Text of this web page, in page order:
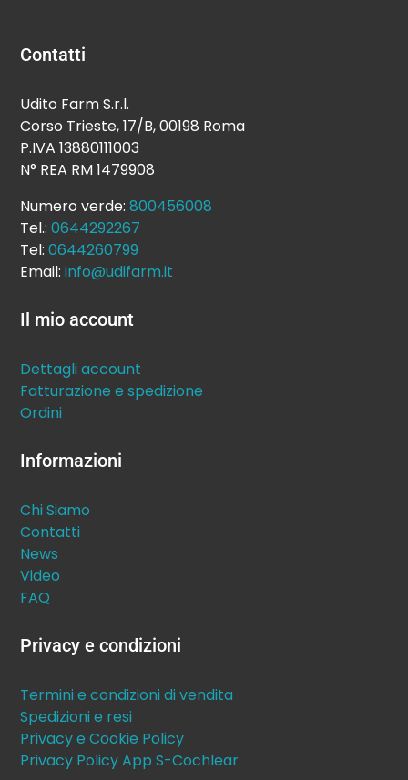
Contatti
Udito Farm S.r.l.
Corso Trieste, 17/B, 00198 Roma
P.IVA 13880111003
N° REA RM 1479908
Numero verde:800456008
Tel.:0644292267
Tel:0644260799
Email:info@udifarm.it
Il mio account
Dettagli account
Fatturazione e spedizione
Ordini
Informazioni
Chi Siamo
Contatti
News
Video
FAQ
Privacy e condizioni
Termini e condizioni di vendita
Spedizioni e resi
Privacy e Cookie Policy
Privacy Policy App S-Cochlear